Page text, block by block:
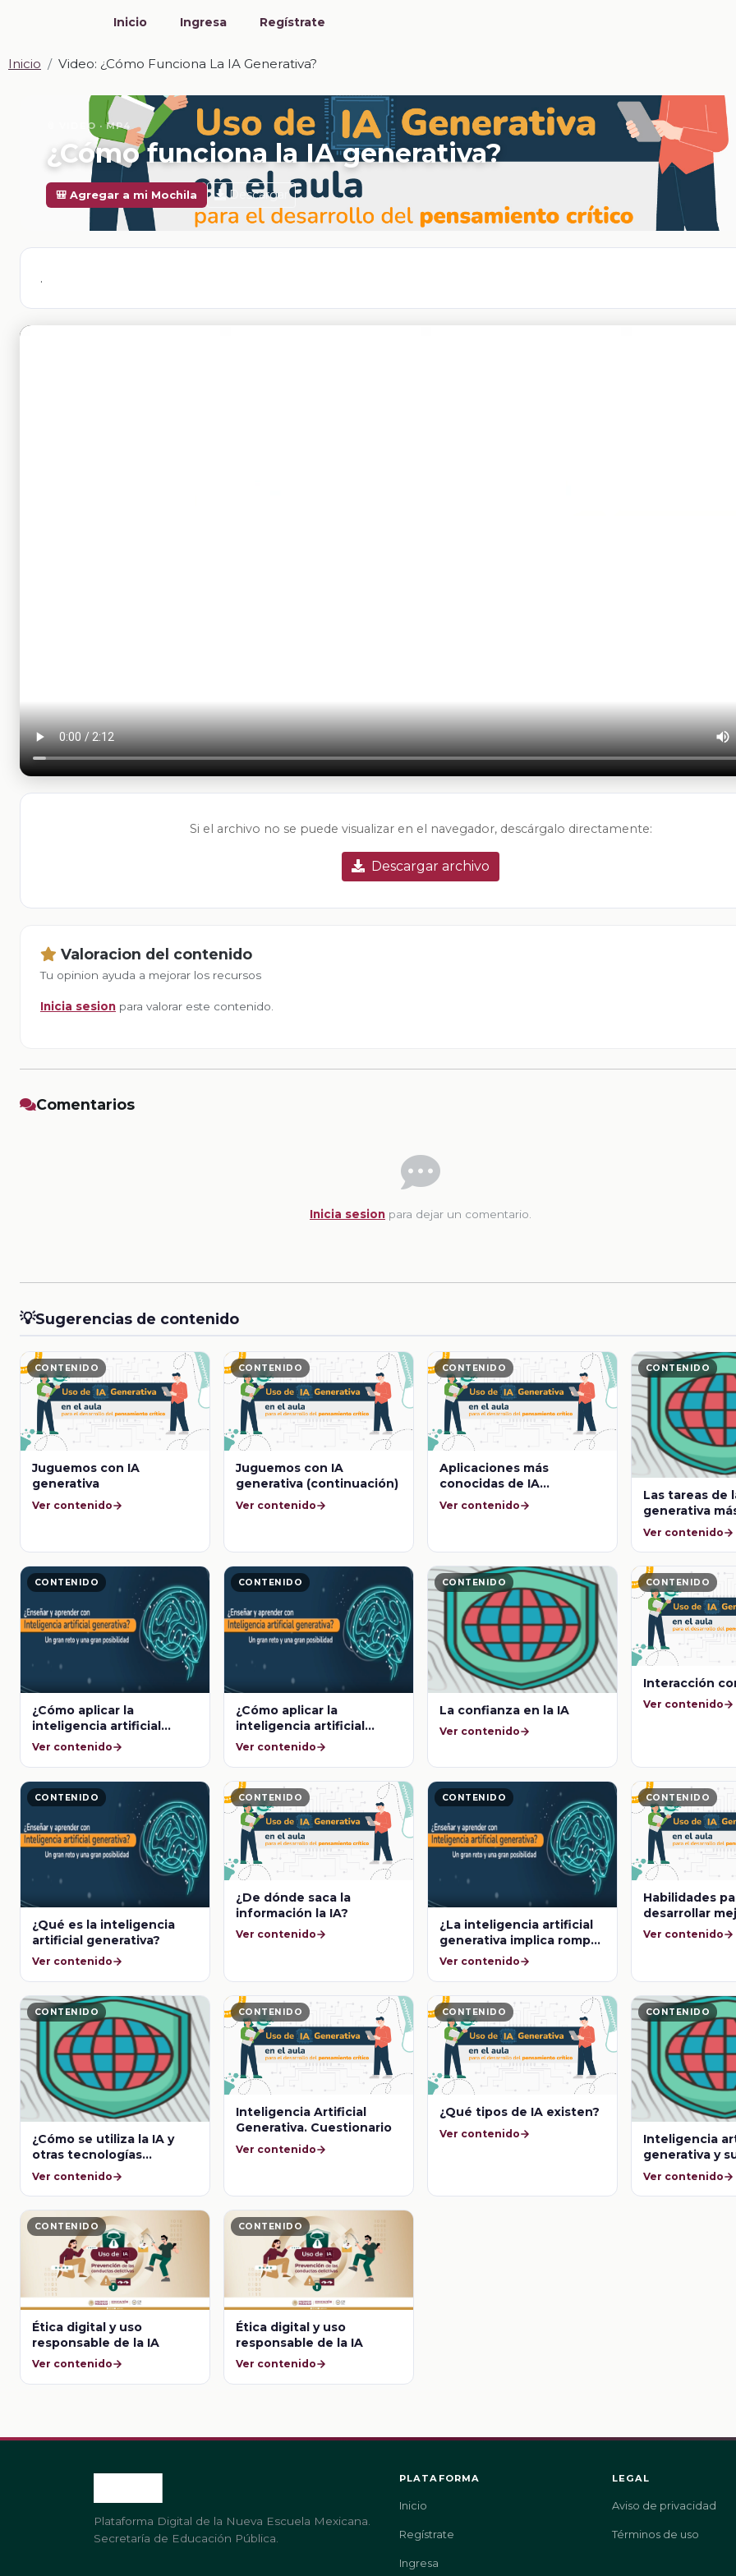
Inicio Ingresa Regístrate
Inicio Video: ¿Cómo Funciona La IA Generativa?
📎 VIDEO · MP4
¿Cómo funciona la IA generativa?
🎒 Agregar a mi Mochila Descargar
.
Si el archivo no se puede visualizar en el navegador, descárgalo directamente:
Descargar archivo
Valoracion del contenido
Tu opinion ayuda a mejorar los recursos
Inicia sesion para valorar este contenido.
Comentarios
Inicia sesion para dejar un comentario.
💡Sugerencias de contenido
CONTENIDO
Juguemos con IA
generativa
Ver contenido
CONTENIDO
Juguemos con IA
generativa (continuación)
Ver contenido
CONTENIDO
Aplicaciones más
conocidas de IA
Generativa
Ver contenido
CONTENIDO
Las tareas de
generativa
Ver contenido
CONTENIDO
¿Cómo aplicar la
inteligencia artificial
generativa en la
Ver contenido
CONTENIDO
¿Cómo aplicar la
inteligencia artificial
generativa en la
Ver contenido
CONTENIDO
La confianza en la IA
Ver contenido
CONTENIDO
Interacción
Ver contenido
CONTENIDO
¿Qué es la inteligencia
artificial generativa?
Ver contenido
CONTENIDO
¿De dónde saca la
información la IA?
Ver contenido
CONTENIDO
¿La inteligencia artificial
generativa implica romper
paradigmas?
Ver contenido
CONTENIDO
Habilidades
desarrollar
preguntas a la
Ver contenido
CONTENIDO
¿Cómo se utiliza la IA y
otras tecnologías
exponenciales para
transformar el mundo?
Ver contenido
CONTENIDO
Inteligencia Artificial
Generativa. Cuestionario
Ver contenido
CONTENIDO
¿Qué tipos de IA existen?
Ver contenido
CONTENIDO
Inteligencia
generativa y
componentes
Ver contenido
CONTENIDO
Ética digital y uso
responsable de la IA
Ver contenido
CONTENIDO
Ética digital y uso
responsable de la IA
Ver contenido
Plataforma Digital de la Nueva Escuela Mexicana.
Secretaría de Educación Pública.
PLATAFORMA
Inicio
Regístrate
Ingresa
LEGAL
Aviso de privacidad
Términos de uso